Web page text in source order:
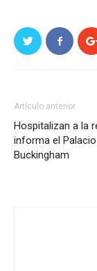
Artículo anterior
Hospitalizan a la
informa el
Buckingham